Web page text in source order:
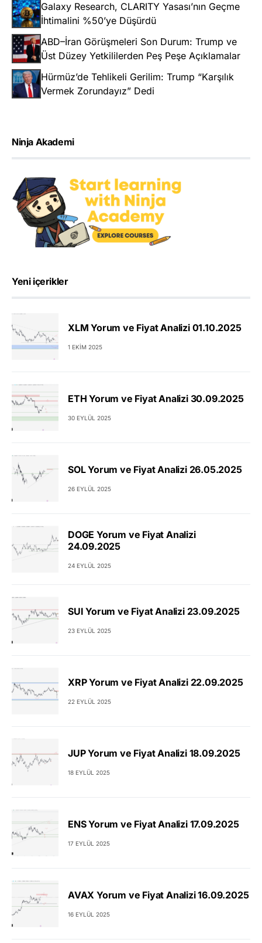
Galaxy Research, CLARITY Yasası’nın Geçme
İhtimalini %50’ye Düşürdü
ABD–İran Görüşmeleri Son Durum: Trump ve
Üst Düzey Yetkililerden Peş Peşe Açıklamalar
Hürmüz’de Tehlikeli Gerilim: Trump “Karşılık
Vermek Zorundayız” Dedi
Ninja Akademi
Yeni içerikler
XLM Yorum ve Fiyat Analizi 01.10.2025
1 EKIM 2025
ETH Yorum ve Fiyat Analizi 30.09.2025
30 EYLÜL 2025
SOL Yorum ve Fiyat Analizi 26.05.2025
26 EYLÜL 2025
DOGE Yorum ve Fiyat Analizi
24.09.2025
24 EYLÜL 2025
SUI Yorum ve Fiyat Analizi 23.09.2025
23 EYLÜL 2025
XRP Yorum ve Fiyat Analizi 22.09.2025
22 EYLÜL 2025
JUP Yorum ve Fiyat Analizi 18.09.2025
18 EYLÜL 2025
ENS Yorum ve Fiyat Analizi 17.09.2025
17 EYLÜL 2025
AVAX Yorum ve Fiyat Analizi 16.09.2025
16 EYLÜL 2025